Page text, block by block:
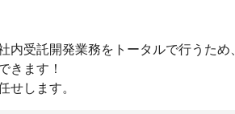
受託開発業務をトータルで行うため、
きます！
します。